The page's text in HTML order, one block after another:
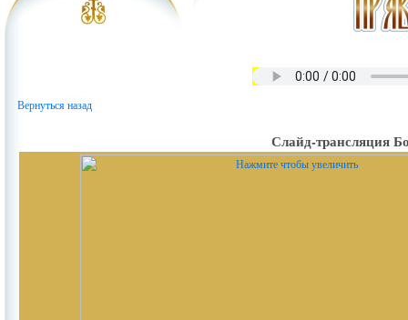
Вернуться назад
Слайд-трансляция